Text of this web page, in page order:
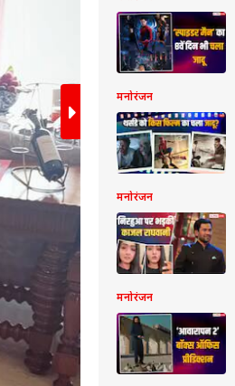
जेनिफर विंगेट ने
झलक उनके इस पोस्ट
मनोरंजन
मनोरंजन
मनोरंजन
आईपीएल 2026